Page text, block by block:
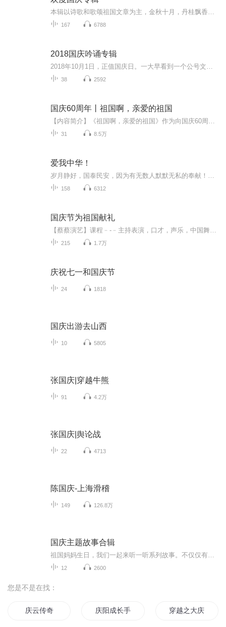
167 6788
2018国庆吟诵专辑
38 2592
国庆60周年丨祖国啊，亲爱的祖国
31 8.5万
爱我中华！
158 6312
国庆节为祖国献礼
215 1.7万
庆祝七一和国庆节
24 1818
国庆出游去山西
10 5805
张国庆|穿越牛熊
91 4.2万
张国庆|舆论战
22 4713
陈国庆-上海滑稽
149 126.8万
国庆主题故事合辑
12 2600
您是不是在找：
庆云传奇 庆阳成长手札 穿越之大庆帝国